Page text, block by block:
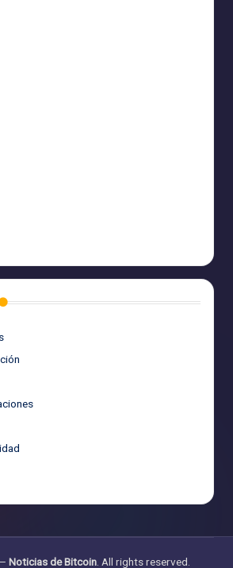
Noticias de Bitcoin . All rights reserved.